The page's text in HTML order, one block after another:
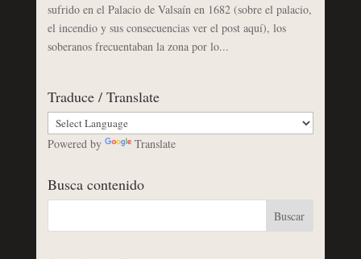
sufrido en el Palacio de Valsaín en 1682 (sobre el palacio,
el incendio y sus consecuencias ver el post aquí), los
soberanos frecuentaban la zona por lo...
Traduce / Translate
Powered by Translate
Busca contenido